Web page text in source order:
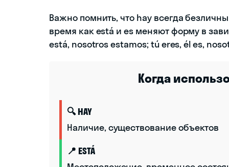
Важно помнить, что hay всегда
время как está и es меняют форму в
está, nosotros estamos; tú eres, él es,
Когда
🔍 HAY
Наличие, существование объектов
📍 ESTÁ